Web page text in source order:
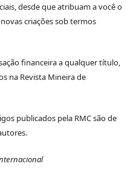
desde que atribuam a você o
criações sob termos
financeira a qualquer título,
na Revista Mineira de
publicados pela RMC são de